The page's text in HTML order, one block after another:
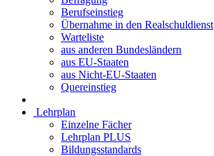
Berufseinstieg
Übernahme in den Realschuldienst
Warteliste
aus anderen Bundesländern
aus EU-Staaten
aus Nicht-EU-Staaten
Quereinstieg
Lehrplan
Einzelne Fächer
Lehrplan PLUS
Bildungsstandards